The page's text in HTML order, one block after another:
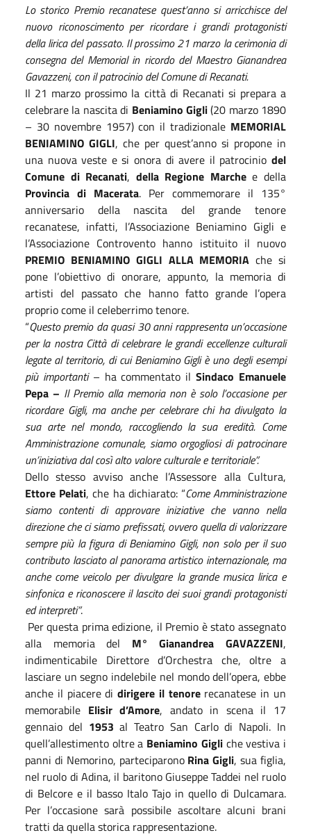
Lo storico Premio recanatese quest’anno si arricchisce del
nuovo riconoscimento per ricordare i grandi protagonisti
della lirica del passato. Il prossimo 21 marzo la cerimonia di
consegna del Memorial in ricordo del Maestro Gianandrea
Gavazzeni, con il patrocinio del Comune di Recanati.
Il 21 marzo prossimo la città di Recanati si prepara a
celebrare la nascita di Beniamino Gigli(20 marzo 1890
– 30 novembre 1957) con il tradizionale MEMORIAL
BENIAMINO GIGLI, che per quest’anno si propone in
una nuova veste e si onora di avere il patrocinio del
Comune di Recanati, della Regione Marchee della
Provincia di Macerata. Per commemorare il 135°
anniversario della nascita del grande tenore
recanatese, infatti, l’Associazione Beniamino Gigli e
l’Associazione Controvento hanno istituito il nuovo
PREMIO BENIAMINO GIGLI ALLA MEMORIA che si
pone l’obiettivo di onorare, appunto, la memoria di
artisti del passato che hanno fatto grande l’opera
proprio come il celeberrimo tenore.
“Questo premio da quasi 30 anni rappresenta un’occasione
per la nostra Città di celebrare le grandi eccellenze culturali
legate al territorio, di cui Beniamino Gigli è uno degli esempi
più importanti– ha commentato ilSindaco Emanuele
Pepa – Il Premio alla memoria non è solo l’occasione per
ricordare Gigli, ma anche per celebrare chi ha divulgato la
sua arte nel mondo, raccogliendo la sua eredità. Come
Amministrazione comunale, siamo orgogliosi di patrocinare
un’iniziativa dal così alto valore culturale e territoriale”.
Dello stesso avviso anche l’Assessore alla Cultura,
Ettore Pelati, che ha dichiarato: “Come Amministrazione
siamo contenti di approvare iniziative che vanno nella
direzione che ci siamo prefissati, ovvero quella di valorizzare
sempre più la figura di Beniamino Gigli, non solo per il suo
contributo lasciato al panorama artistico internazionale, ma
anche come veicolo per divulgare la grande musica lirica e
sinfonica e riconoscere il lascito dei suoi grandi protagonisti
ed interpreti”.
Per questa prima edizione, il Premio è stato assegnato
alla memoria del M° Gianandrea GAVAZZENI,
indimenticabile Direttore d’Orchestra che, oltre a
lasciare un segno indelebile nel mondo dell’opera, ebbe
anche il piacere didirigere il tenorerecanatese in un
memorabile Elisir d’Amore, andato in scena il 17
gennaio del 1953 al Teatro San Carlo di Napoli. In
quell’allestimento oltre a Beniamino Gigliche vestiva i
panni di Nemorino, parteciparono Rina Gigli, sua figlia,
nel ruolo di Adina, il baritono Giuseppe Taddei nel ruolo
di Belcore e il basso Italo Tajo in quello di Dulcamara.
Per l’occasione sarà possibile ascoltare alcuni brani
tratti da quella storica rappresentazione.